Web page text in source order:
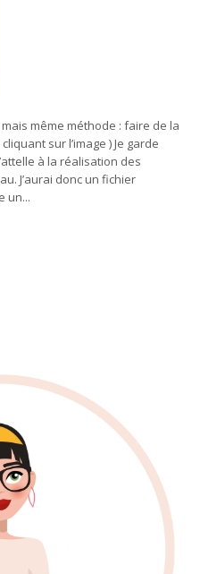
même méthode : faire de la
sur l’image ) Je garde
à la réalisation des
J’aurai donc un fichier
un...